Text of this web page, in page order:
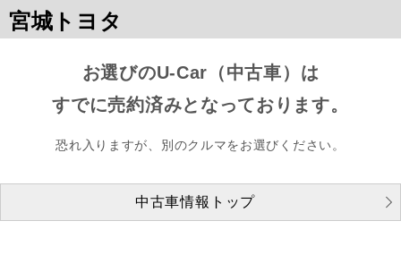
宮城トヨタ
お選びのU-Car（中古車）は
すでに売約済みとなっております。
恐れ入りますが、別のクルマをお選びください。
中古車情報トップ